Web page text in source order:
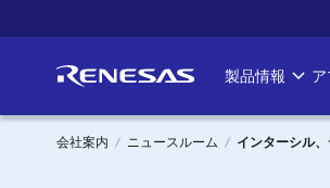
イ
ン
Main
製品情報
会社案内 ニュースルーム インターシル